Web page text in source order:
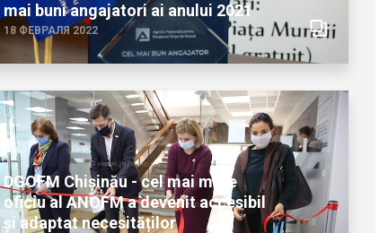
mai buni angajatori ai anului 2021
18 ФЕВРАЛЯ 2022
DGOFM Chișinău - cel mai mare
oficiu al ANOFM a devenit accesibil
și adaptat necesităților
24 июля
Piața muncii: Locuri
vacante la 24.07.2026
11 августа
Agenția Națională pentru
Ocuparea Forței de
Muncă anunță concurs
pentru depunerea…